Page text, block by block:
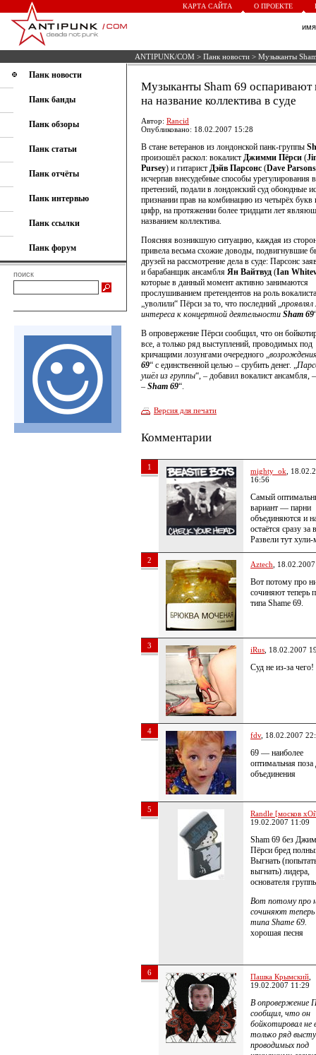
КАРТА САЙТА О ПРОЕКТЕ
ANTIPUNK/COM > Панк новости > Музыканты
Панк новости
Панк банды
Панк обзоры
Панк статьи
Панк отчёты
Панк интервью
Панк ссылки
Панк форум
поиск
Музыканты Sham 69 оспаривают
на название коллектива в суде
Автор: Rancid
Опубликовано: 18.02.2007 15:28
В стане ветеранов из лондонской панк-группы
произошёл раскол: вокалист Джимми Пёрси (
Pursey) и гитарист Дэйв Парсонс (Dave Parsons
исчерпав внесудебные способы урегулирования
претензий, подали в лондонский суд обоюдные
признании прав на комбинацию из четырёх букв
цифр, на протяжении более тридцати лет
названием коллектива.
Поясняя возникшую ситуацию, каждая из
привела весьма схожие доводы, подвигнувшие
друзей на рассмотрение дела в суде: Парсонс
и барабанщик ансамбля Ян Вайтвуд (Ian
которые в данный момент активно занимаются
прослушиванием претендентов на роль
„уволили“ Пёрси за то, что последний „
интереса к концертной деятельности Sham 69
В опровержение Пёрси сообщил, что он
все, а только ряд выступлений, проводимых под
кричащими лозунгами очередного „
69“ с единственной целью – срубить денег. „
ушёл из группы“, – добавил вокалист ансамбля,
– Sham 69“.
Версия для печати
Комментарии
1 mighty_ok ,
16:56
Самый
вариант — парни
объединяются и
остаётся сразу за
Развели тут
2 Aztech ,
Вот потому про
сочиняют теперь
типа Shame 69.
3 iRus , 18.02.2007
Суд не из-за чего!
4 fdv, 18.02.2007
69 — наиболее
оптимальная поза
объединения
5
Randle [москов
19.02.2007 11:09
Sham 69 без
Пёрси бред
Выгнать
выгнать) лидера,
основателя
Вот потому про
сочиняют теперь
типа Shame 69.
хорошая песня
6 Пашка Крымский
19.02.2007 11:29
В опровержение
сообщил, что он
бойкотировал не
только ряд
проводимых под